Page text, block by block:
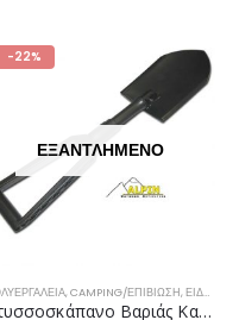
-22%
ΕΞΑΝΤΛΗΜΈΝΟ
,CAMPING/ΕΠΙΒΙΩΣΗ,ΕΊΔΗ ΕΠΙΒΊΩΣΗΣ
Πτυσσοσκάπανο Βαριάς Κατασκευής Αναδιπλώμενο Alpin Outdoor 20504